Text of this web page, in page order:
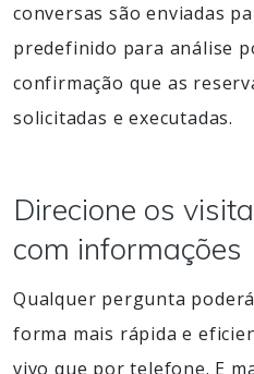
conversas são enviadas
predefinido para análise
confirmação que as
solicitadas e executadas.
Direcione os
com informações
Qualquer pergunta
forma mais rápida e
vivo que por telefone. E